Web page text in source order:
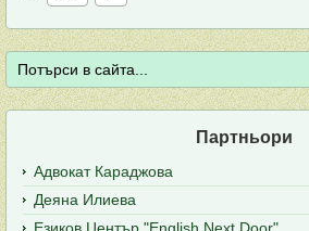
Партньори
Адвокат Караджова
Деяна Илиева